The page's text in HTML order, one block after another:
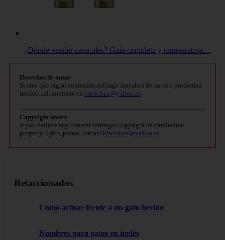
¿Dónde vender caracoles? Guía completa y comparativa…
Derechos de autor
Si cree que algún contenido infringe derechos de autor o propiedad
intelectual, contacte en bitelchux@yahoo.es.
Copyright notice
If you believe any content infringes copyright or intellectual
property rights, please contact bitelchux@yahoo.es.
Relaccionados
Cómo actuar frente a un gato herido
Nombres para gatos en inglés